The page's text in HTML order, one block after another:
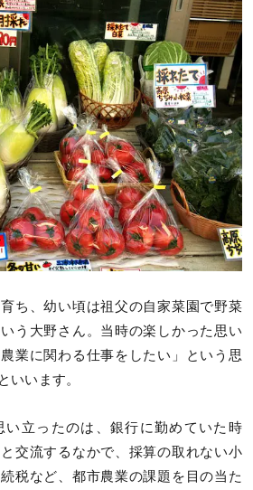
ち、幼い頃は祖父の自家菜園で野菜
う大野さん。当時の楽しかった思い
業に関わる仕事をしたい」という思
いいます。
い立ったのは、銀行に勤めていた時
交流するなかで、採算の取れない小
税など、都市農業の課題を目の当た